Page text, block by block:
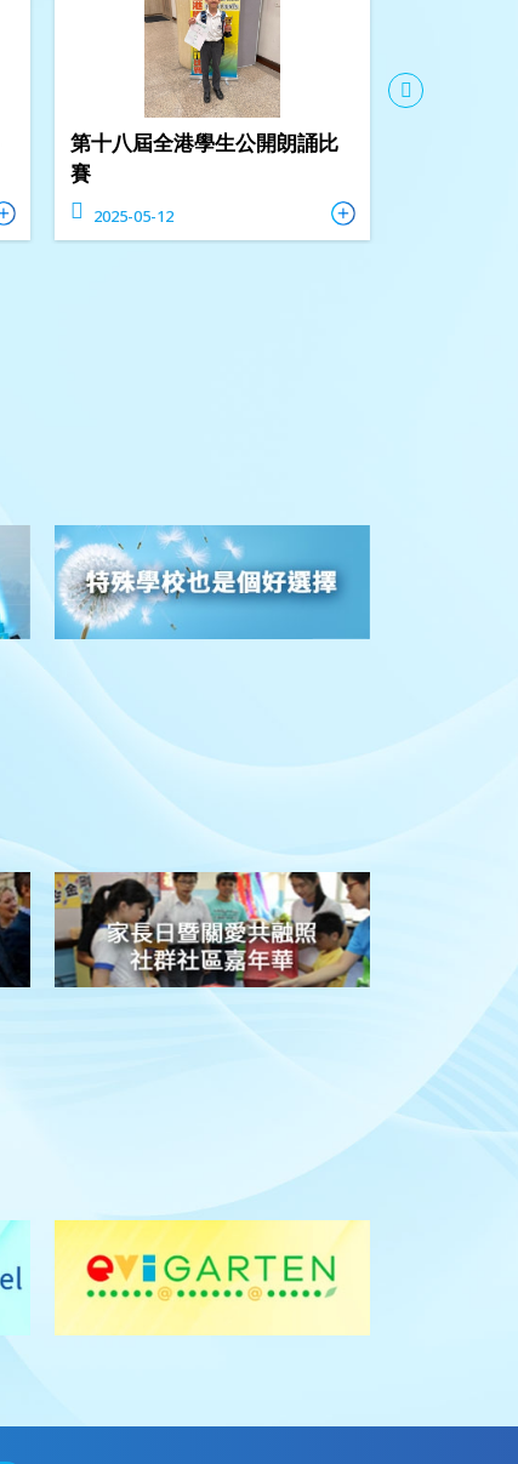
第十八屆全港學生公開朗誦比
賽
2025-05-12